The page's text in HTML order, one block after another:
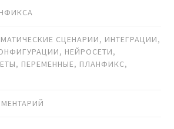
СЦЕНАРИИ, ИНТЕГРАЦИИ,
, НЕЙРОСЕТИ,
, ПЕРЕМЕННЫЕ, ПЛАНФИКС,